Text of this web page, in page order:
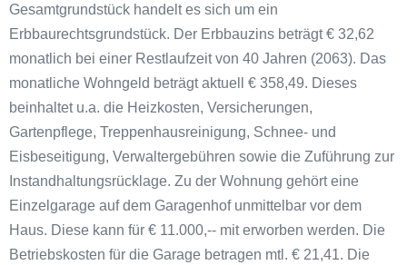
Gesamtgrundstück handelt es sich um ein
Erbbaurechtsgrundstück. Der Erbbauzins beträgt € 32,62
monatlich bei einer Restlaufzeit von 40 Jahren (2063). Das
monatliche Wohngeld beträgt aktuell € 358,49. Dieses
beinhaltet u.a. die Heizkosten, Versicherungen,
Gartenpflege, Treppenhausreinigung, Schnee- und
Eisbeseitigung, Verwaltergebühren sowie die Zuführung zur
Instandhaltungsrücklage. Zu der Wohnung gehört eine
Einzelgarage auf dem Garagenhof unmittelbar vor dem
Haus. Diese kann für € 11.000,-- mit erworben werden. Die
Betriebskosten für die Garage betragen mtl. € 21,41. Die